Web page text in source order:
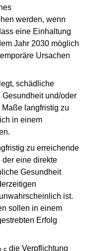
werden, wenn
eine Einhaltung
Jahr 2030 möglich
Ursachen
schädliche
und/oder
langfristig zu
in einem
zu erreichende
der eine direkte
Gesundheit
ist.
sollen in einem
Erfolg
die Verpflichtung